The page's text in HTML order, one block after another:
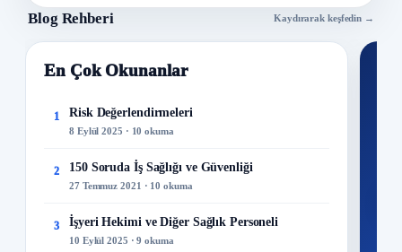
Blog Rehberi Kaydırarak keşfedin →
En Çok Okunanlar
1 Risk Değerlendirmeleri
8 Eylül 2025 · 10 okuma
2 150 Soruda İş Sağlığı ve Güvenliği
27 Temmuz 2021 · 10 okuma
3 İşyeri Hekimi ve Diğer Sağlık Personeli
10 Eylül 2025 · 9 okuma